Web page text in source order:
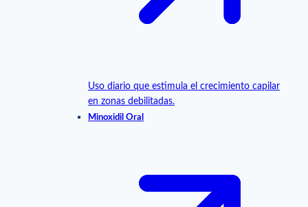
Uso diario que estimula el crecimiento capilar
en zonas debilitadas.
Minoxidil Oral